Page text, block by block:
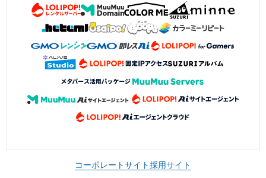
コーポレートサイト採用サイト